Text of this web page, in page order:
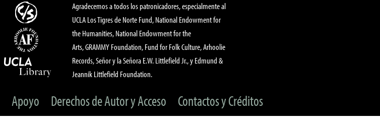
Agradecemos a todos los patronicadores, especialmente al
UCLA Los Tigres de Norte Fund, National Endowment for
the Humanities, National Endowment for the
Arts, GRAMMY Foundation, Fund for Folk Culture, Arhoolie
Records, Señor y la Señora E.W. Littlefield Jr., y Edmund &
Jeannik Littlefield Foundation.
Apoyo Derechos de Autor y Acceso Contactos y Créditos